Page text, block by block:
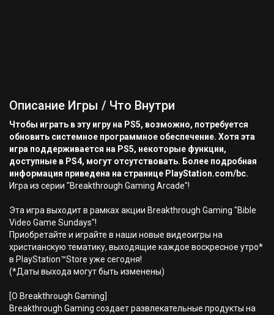
Описание Игры / Что Внутри
Чтобы играть в эту игру на PS5, возможно, потребуется
обновить системное программное обеспечение. Хотя эта
игра поддерживается на PS5, некоторые функции,
доступные в PS4, могут отсутствовать. Более подробная
информация приведена на странице PlayStation.com/bc.
Игра из серии "Breakthrough Gaming Arcade"!
Эта игра выходит в рамках акции Breakthrough Gaming "Bible
Video Game Sundays"!
Приобретайте и играйте в наши новые видеоигры на
христианскую тематику, выходящие каждое воскресное утро*
в PlayStation™Store уже сегодня!
(*Даты выхода могут быть изменены)
[О Breakthrough Gaming]
Breakthrough Gaming создает развлекательные продукты на